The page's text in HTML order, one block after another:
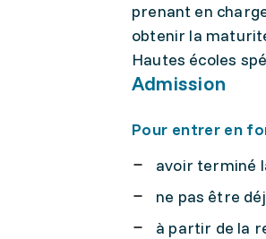
prenant en
obtenir la
Hautes écoles
Admission
Pour entrer en
avoir terminé
ne pas être
à partir de la